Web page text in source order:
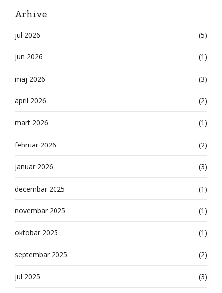
Arhive
jul 2026 (5)
jun 2026 (1)
maj 2026 (3)
april 2026 (2)
mart 2026 (1)
februar 2026 (2)
januar 2026 (3)
decembar 2025 (1)
novembar 2025 (1)
oktobar 2025 (1)
septembar 2025 (2)
jul 2025 (3)